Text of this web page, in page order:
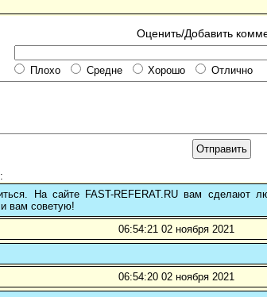
Оценить/Добавить
Плохо Средне Хорошо Отлично
На сайте FAST-REFERAT.RU вам сделают
вам советую!
06:54:21 02 ноября 2021
06:54:20 02 ноября 2021